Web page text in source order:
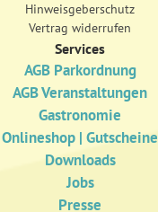
Hinweisgeberschutz
Vertrag widerrufen
Services
AGB Parkordnung
AGB Veranstaltungen
Gastronomie
Onlineshop | Gutscheine
Downloads
Jobs
Presse